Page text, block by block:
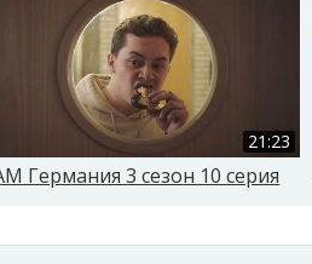
21:23
Германия 3 сезон 10 серия